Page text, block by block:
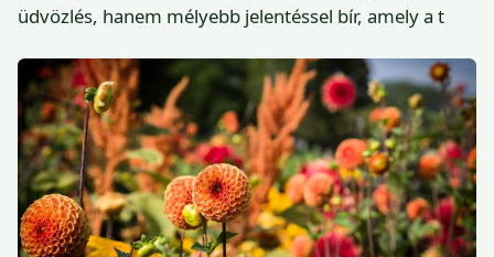
üdvözlés, hanem mélyebb jelentéssel bír, amely a t